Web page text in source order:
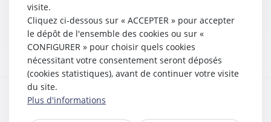
NOUS LOCALISER
visite.
Cliquez ci-dessous sur « ACCEPTER » pour accepter
le dépôt de l'ensemble des cookies ou sur «
CONFIGURER » pour choisir quels cookies
nécessitant votre consentement seront déposés
(cookies statistiques), avant de continuer votre visite
du site.
Plus d'informations